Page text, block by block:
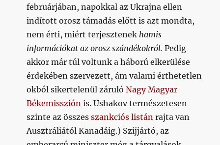
februárjában, napokkal az Ukrajna ellen
indított orosz támadás előtt is azt mondta,
nem érti, miért terjesztenek hamis
információkat az orosz szándékokról. Pedig
akkor már túl voltunk a háború elkerülése
érdekében szervezett, ám valami érthetetlen
okból sikertelenül zárulóNagy Magyar
Békemisszión is. Ushakov természetesen
szinte az összesszankciós listán rajta van
Ausztráliától Kanadáig.) Szijjártó, az